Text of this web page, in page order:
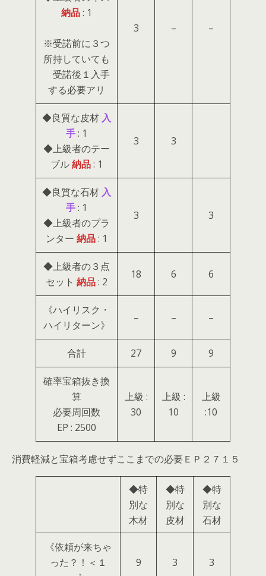
納品: 1
※受諾前に３つ
所持していても
受諾後１入手
する必要アリ
3 – –
◆良質な皮材 入
手: 1
◆上級者のテー
ブル納品: 1
3 3
◆良質な石材 入
手: 1
◆上級者のプラ
ンター 納品: 1
3 3
◆上級者の３点
セット 納品: 2
18 6 6
《ハイリスク・
ハイリターン》
– – –
合計 27 9 9
確率宝箱抜き換
算
必要周回数
EP : 2500
上級 :
30
上級 :
10
上級
:10
消費軽減と宝箱考慮せずここまでの必要ＥＰ２７１５
◆特
別な
木材
◆特
別な
皮材
◆特
別な
石材
《依頼が来ちゃ
った？！＜１
9 3 3